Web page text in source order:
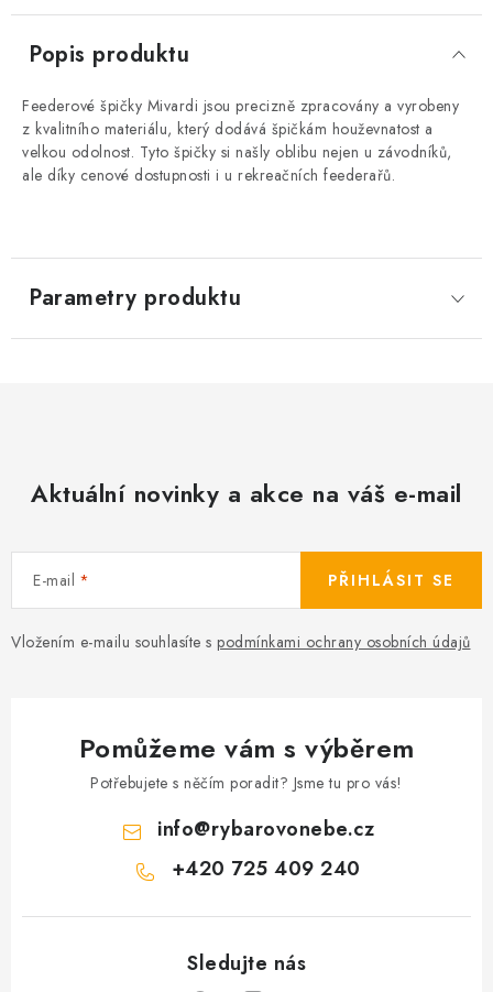
Popis produktu
Feederové špičky Mivardi jsou precizně zpracovány a vyrobeny
z kvalitního materiálu, který dodává špičkám houževnatost a
velkou odolnost. Tyto špičky si našly oblibu nejen u závodníků,
ale díky cenové dostupnosti i u rekreačních feederařů.
Parametry produktu
Aktuální novinky a akce na váš e-mail
E-mail
Vložením e-mailu souhlasíte s podmínkami ochrany osobních údajů
PŘIHLÁSIT SE
Pomůžeme vám s výběrem
Potřebujete s něčím poradit? Jsme tu pro vás!
info@rybarovonebe.cz
+420 725 409 240